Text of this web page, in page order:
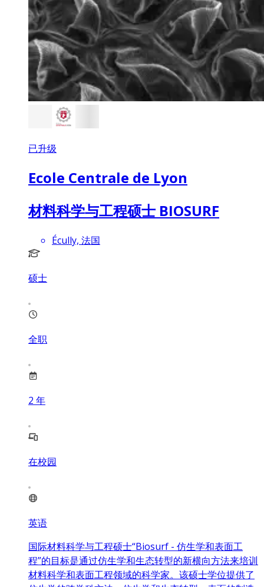
已升级
Ecole Centrale de Lyon
材料科学与工程硕士 BIOSURF
Écully, 法国
硕士
全职
2 年
在校园
英语
国际材料科学与工程硕士“Biosurf - 仿生学和表面工
程”的目标是通过仿生学和生态转型的新横向方法来培训
材料科学和表面工程领域的科学家。该硕士学位提供了